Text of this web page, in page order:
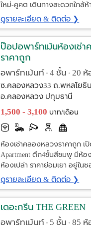
ใหม่-คูคต เดินทางสะดวกใกล้ห้
ดูรายละเอียด & ติดต่อ ❯
ป๊อปอพาร์ทเม้นห้องเช่
ราคาถูก
อพาร์ทเม้นท์ • 4 ชั้น • 20 ห้
ซ.คลองหลวง33 ถ.พหลโยธิ
อ.คลองหลวง ปทุมธานี
1,500 - 3,100 บาท/เดือน
ห้องเช่าคลองหลวงราคาถูก เปิ
Apartment ตึก4ชั้นสีชมพู มีห้
ห้องเปล่า ราคาย่อมเยา อยู่ในซ
ดูรายละเอียด & ติดต่อ ❯
เดอะกรีน THE GREEN
อพาร์ทเม้นท์ • 5 ชั้น • 85 ห้